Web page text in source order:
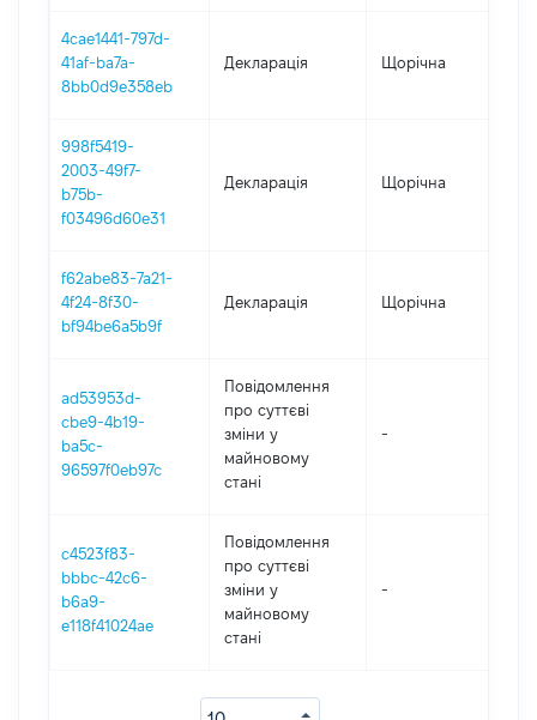
4cae1441-797d-
41af-ba7a-
8bb0d9e358eb
Декларація Щорічна
998f5419-
2003-49f7-
b75b-
f03496d60e31
Декларація Щорічна
f62abe83-7a21-
4f24-8f30-
bf94be6a5b9f
Декларація Щорічна
ad53953d-
cbe9-4b19-
ba5c-
96597f0eb97c
Повідомлення
про суттєві
зміни y
майновому
стані
-
c4523f83-
bbbc-42c6-
b6a9-
e118f41024ae
Повідомлення
про суттєві
зміни y
майновому
стані
-